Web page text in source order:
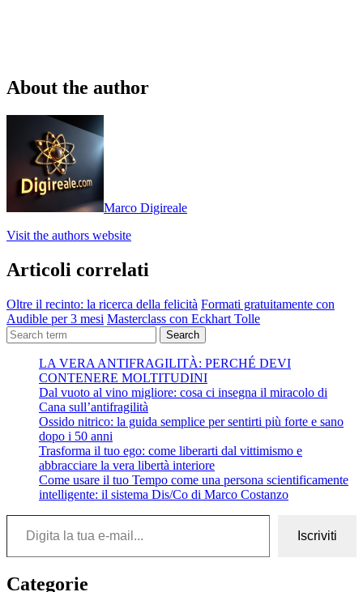
About the author
Marco Digireale
Visit the authors website
Articoli correlati
Oltre il recinto: la ricerca della felicità Formati gratuitamente con
Audible per 3 mesi Masterclass con Eckhart Tolle
Search
LA VERA ANTIFRAGILITÀ: PERCHÉ DEVI
CONTENERE MOLTITUDINI
Dal vuoto al vino migliore: cosa ci insegna il miracolo di
Cana sull’antifragilità
Ossido nitrico: la guida semplice per sentirti più forte e sano
dopo i 50 anni
Trasforma il tuo ego: come liberarti dal vittimismo e
abbracciare la vera libertà interiore
Come usare il tuo Tempo come una persona scientificamente
intelligente: il sistema Dis/Co di Marco Costanzo
Digita la tua e-mail...
Iscriviti
Categorie